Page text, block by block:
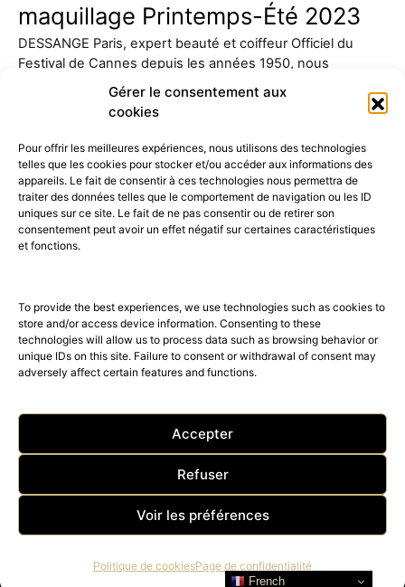
Gérer le consentement aux
cookies
Pour offrir les meilleures expériences, nous utilisons des technologies
telles que les cookies pour stocker et/ou accéder aux informations des
appareils. Le fait de consentir à ces technologies nous permettra de
traiter des données telles que le comportement de navigation ou les ID
uniques sur ce site. Le fait de ne pas consentir ou de retirer son
consentement peut avoir un effet négatif sur certaines caractéristiques
et fonctions.
To provide the best experiences, we use technologies such as cookies to
store and/or access device information. Consenting to these
technologies will allow us to process data such as browsing behavior or
unique IDs on this site. Failure to consent or withdrawal of consent may
adversely affect certain features and functions.
Accepter
Refuser
Voir les préférences
Politique de cookiesPage de confidentialité
maquillage Printemps-Été 2023
DESSANGE Paris, expert beauté et coiffeur Officiel du
Festival de Cannes depuis les années 1950, nous
52K 15K
BEST OF LUXE
SHOP – TRAVEL – CLUB
Acheter The Right Number
Contact
French